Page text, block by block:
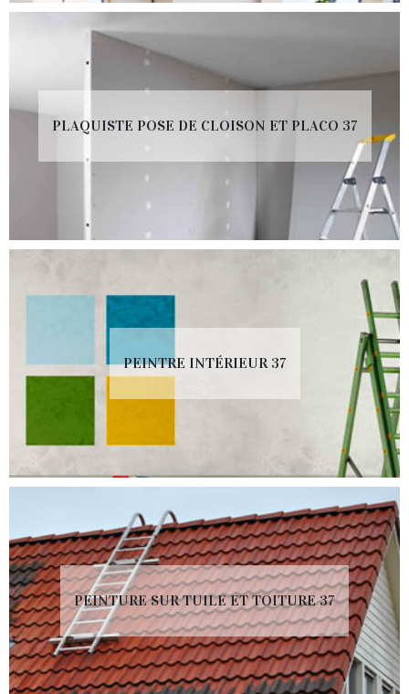
PLAQUISTE POSE DE CLOISON ET PLACO 37
PEINTRE INTÉRIEUR 37
PEINTURE SUR TUILE ET TOITURE 37